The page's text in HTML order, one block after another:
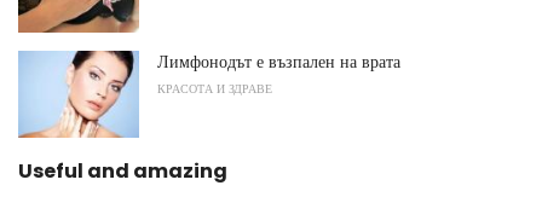
Лимфонодът е възпален на врата
КРАСОТА И ЗДРАВЕ
Useful and amazing